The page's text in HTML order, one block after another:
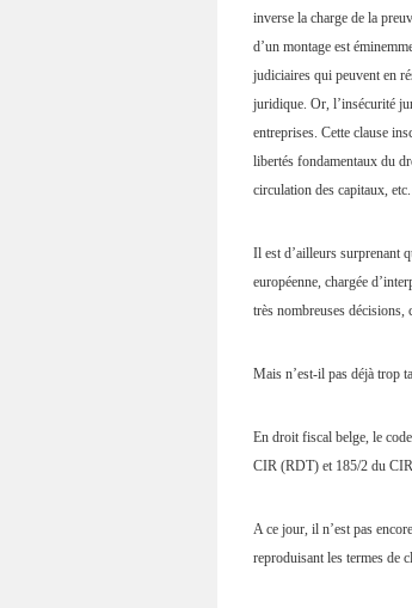
inverse la charge de la
d’un montage est
judiciaires qui peuvent en
juridique. Or, l’insécurité
entreprises. Cette clause
libertés fondamentaux du
circulation des capitaux,
Il est d’ailleurs surprenant
européenne, chargée
très nombreuses décisions,
Mais n’est-il pas déjà trop
En droit fiscal belge, le
CIR (RDT) et 185/2 du
A ce jour, il n’est pas
reproduisant les termes de